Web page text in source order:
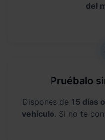
del
Pruébalo
Dispones de 15 días
vehículo. Si no te